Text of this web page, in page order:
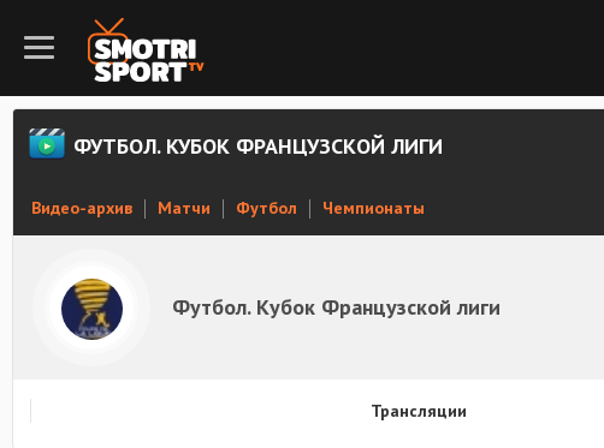
ФУТБОЛ. КУБОК ФРАНЦУЗСКОЙ ЛИГИ
Видео-архив Матчи Футбол Чемпионаты
Футбол. Кубок Французской лиги
Трансляции